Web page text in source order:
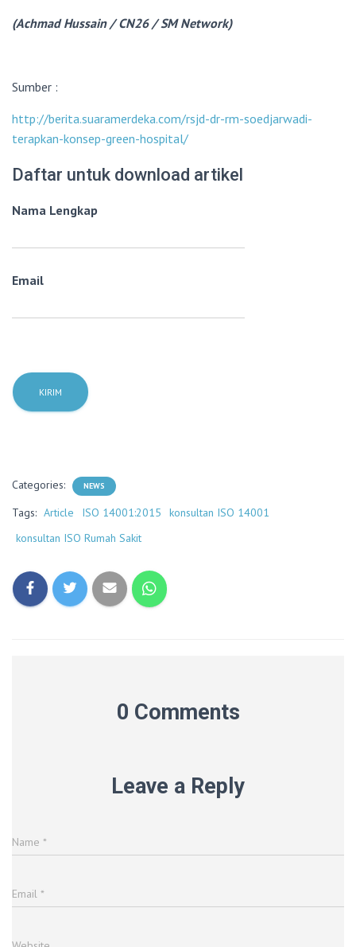
(Achmad Hussain / CN26 / SM Network)
Sumber :
http://berita.suaramerdeka.com/rsjd-dr-rm-soedjarwadi-
terapkan-konsep-green-hospital/
Daftar untuk download artikel
Nama Lengkap
Email
Categories: NEWS
Tags: Article ISO 14001:2015
konsultan ISO 14001
konsultan ISO Rumah Sakit
0 Comments
Leave a Reply
Name *
Email *